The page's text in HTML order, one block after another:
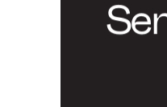
Julie
omstilling